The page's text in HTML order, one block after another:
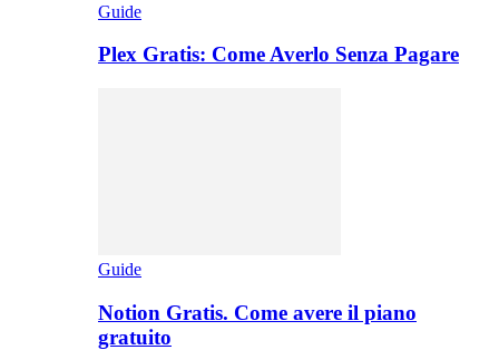
Guide
Plex Gratis: Come Averlo Senza Pagare
Guide
Notion Gratis. Come avere il piano
gratuito